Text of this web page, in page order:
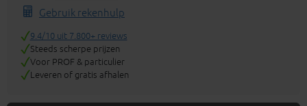
Gebruik rekenhulp
9.4/10 uit 7.800+ reviews
Steeds scherpe prijzen
Voor PROF & particulier
Leveren of gratis afhalen